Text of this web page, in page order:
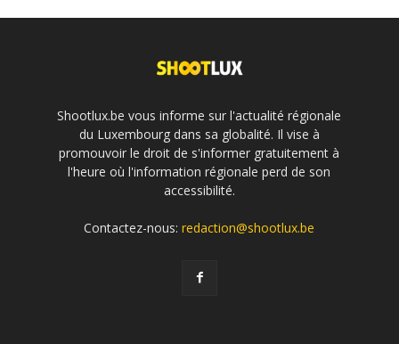
Shootlux.be vous informe sur l'actualité régionale
du Luxembourg dans sa globalité. Il vise à
promouvoir le droit de s'informer gratuitement à
l'heure où l'information régionale perd de son
accessibilité.
Contactez-nous:redaction@shootlux.be